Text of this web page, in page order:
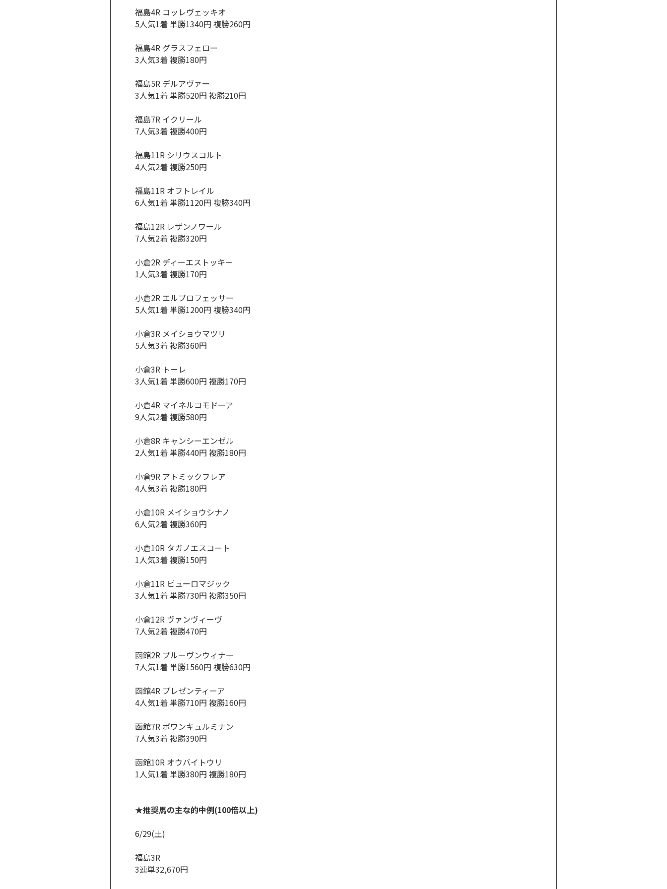
福島4R コッレヴェッキオ
5人気1着 単勝1340円 複勝260円
福島4R グラスフェロー
3人気3着 複勝180円
福島5R デルアヴァー
3人気1着 単勝520円 複勝210円
福島7R イクリール
7人気3着 複勝400円
福島11R シリウスコルト
4人気2着 複勝250円
福島11R オフトレイル
6人気1着 単勝1120円 複勝340円
福島12R レザンノワール
7人気2着 複勝320円
小倉2R ディーエストッキー
1人気3着 複勝170円
小倉2R エルプロフェッサー
5人気1着 単勝1200円 複勝340円
小倉3R メイショウマツリ
5人気3着 複勝360円
小倉3R トーレ
3人気1着 単勝600円 複勝170円
小倉4R マイネルコモドーア
9人気2着 複勝580円
小倉8R キャンシーエンゼル
2人気1着 単勝440円 複勝180円
小倉9R アトミックフレア
4人気3着 複勝180円
小倉10R メイショウシナノ
6人気2着 複勝360円
小倉10R タガノエスコート
1人気3着 複勝150円
小倉11R ピューロマジック
3人気1着 単勝730円 複勝350円
小倉12R ヴァンヴィーヴ
7人気2着 複勝470円
函館2R プルーヴンウィナー
7人気1着 単勝1560円 複勝630円
函館4R プレゼンティーア
4人気1着 単勝710円 複勝160円
函館7R ポワンキュルミナン
7人気3着 複勝390円
函館10R オウバイトウリ
1人気1着 単勝380円 複勝180円
★推奨馬の主な的中例(100倍以上)
6/29(土)
福島3R
3連単32,670円